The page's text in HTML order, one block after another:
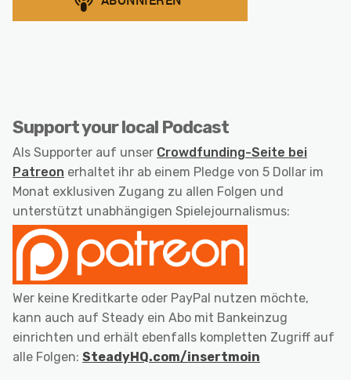
Support your local Podcast
Als Supporter auf unser Crowdfunding-Seite bei
Patreon erhaltet ihr ab einem Pledge von 5 Dollar im
Monat exklusiven Zugang zu allen Folgen und
unterstützt unabhängigen Spielejournalismus:
Wer keine Kreditkarte oder PayPal nutzen möchte,
kann auch auf Steady ein Abo mit Bankeinzug
einrichten und erhält ebenfalls kompletten Zugriff auf
alle Folgen: SteadyHQ.com/insertmoin